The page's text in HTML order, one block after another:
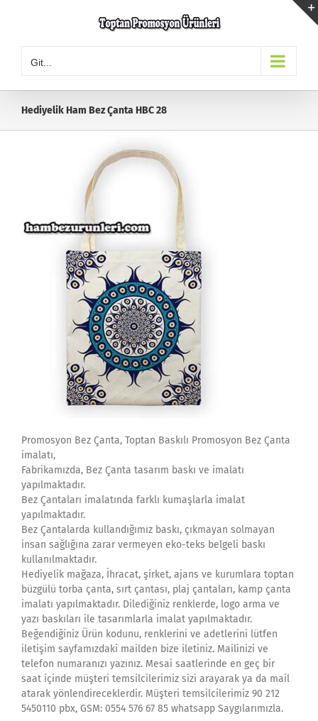
Git...
Hediyelik Ham Bez Çanta HBC 28
Promosyon Bez Çanta, Toptan Baskılı Promosyon Bez Çanta
imalatı,
Fabrikamızda, Bez Çanta tasarım baskı ve imalatı
yapılmaktadır.
Bez Çantaları imalatında farklı kumaşlarla imalat
yapılmaktadır.
Bez Çantalarda kullandığımız baskı, çıkmayan solmayan
insan sağlığına zarar vermeyen eko-teks belgeli baskı
kullanılmaktadır.
Hediyelik mağaza, İhracat, şirket, ajans ve kurumlara toptan
büzgülü torba çanta, sırt çantası, plaj çantaları, kamp çanta
imalatı yapılmaktadır. Dilediğiniz renklerde, logo arma ve
yazı baskıları ile tasarımlarla imalat yapılmaktadır.
Beğendiğiniz Ürün kodunu, renklerini ve adetlerini lütfen
iletişim sayfamızdaki mailden bize iletiniz. Mailinizi ve
telefon numaranızı yazınız. Mesai saatlerinde en geç bir
saat içinde müşteri temsilcilerimiz sizi arayarak ya da mail
atarak yönlendireceklerdir. Müşteri temsilcilerimiz 90 212
5450110 pbx, GSM: 0554 576 67 85 whatsapp Saygılarımızla.